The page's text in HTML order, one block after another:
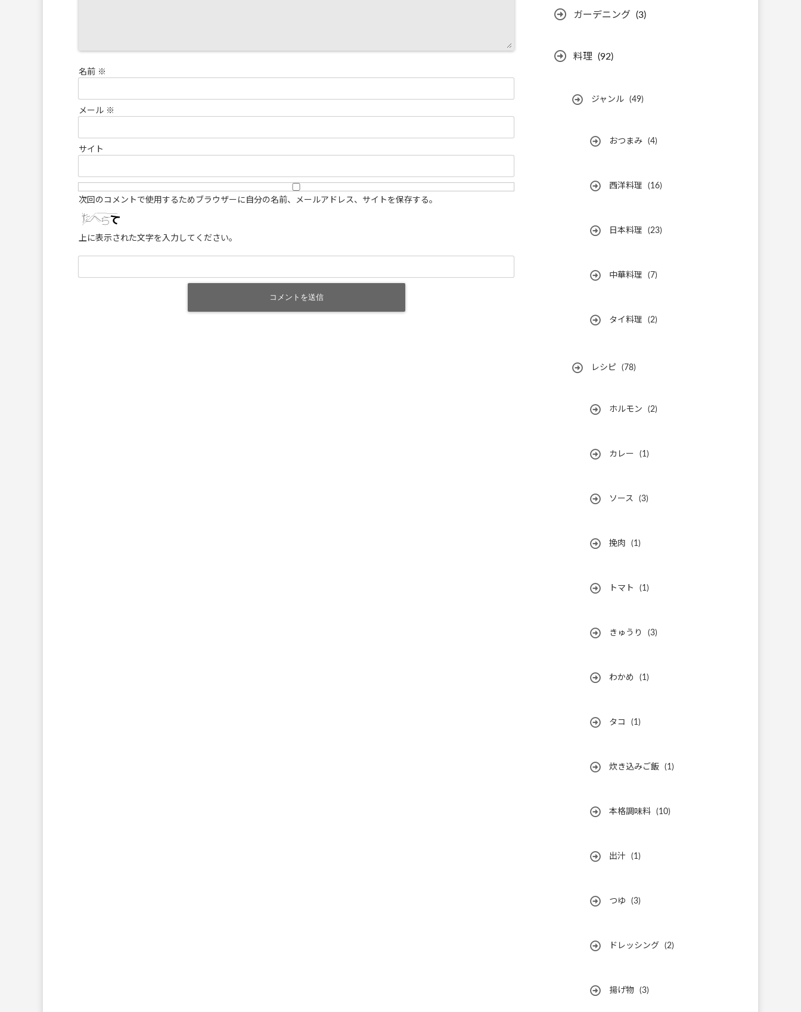
名前 ※
メール ※
サイト
次回のコメントで使用するためブラウザーに自分の名前、メールアドレス、サイトを保存する。
上に表示された文字を入力してください。
ガーデニング (3)
料理 (92)
ジャンル (49)
おつまみ (4)
西洋料理 (16)
日本料理 (23)
中華料理 (7)
タイ料理 (2)
レシピ (78)
ホルモン (2)
カレー (1)
ソース (3)
挽肉 (1)
トマト (1)
きゅうり (3)
わかめ (1)
タコ (1)
炊き込みご飯 (1)
本格調味料 (10)
出汁 (1)
つゆ (3)
ドレッシング (2)
揚げ物 (3)